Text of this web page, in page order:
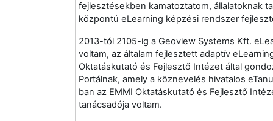
fejlesztésekben kamatoztatom, állalatoknak
központú eLearning képzési rendszer
2013-tól 2105-ig a Geoview Systems Kft.
voltam, az általam fejlesztett adaptív
Oktatáskutató és Fejlesztő Intézet által
Portálnak, amely a köznevelés hivatalos
ban az EMMI Oktatáskutató és Fejlesztő
tanácsadója voltam.